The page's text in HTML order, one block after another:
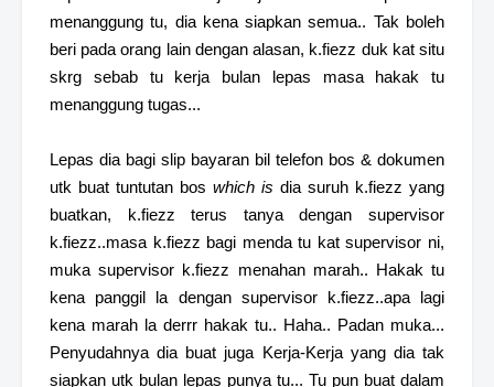
menanggung tu, dia kena siapkan semua.. Tak boleh
beri pada orang lain dengan alasan, k.fiezz duk kat situ
skrg sebab tu kerja bulan lepas masa hakak tu
menanggung tugas...
Lepas dia bagi slip bayaran bil telefon bos & dokumen
utk buat tuntutan bos which is dia suruh k.fiezz yang
buatkan, k.fiezz terus tanya dengan supervisor
k.fiezz..masa k.fiezz bagi menda tu kat supervisor ni,
muka supervisor k.fiezz menahan marah.. Hakak tu
kena panggil la dengan supervisor k.fiezz..apa lagi
kena marah la derrr hakak tu.. Haha.. Padan muka...
Penyudahnya dia buat juga Kerja-Kerja yang dia tak
siapkan utk bulan lepas punya tu... Tu pun buat dalam